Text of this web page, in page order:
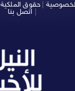
حقوق الملكية
اتصل بنا